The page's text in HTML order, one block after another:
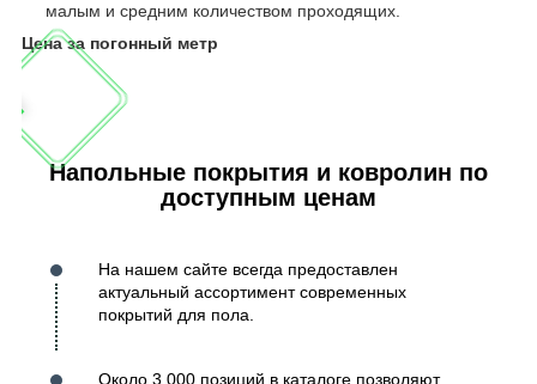
малым и средним количеством проходящих.
Цена за погонный метр
Напольные покрытия и ковролин по
доступным ценам
На нашем сайте всегда предоставлен
актуальный ассортимент современных
покрытий для пола.
Около 3 000 позиций в каталоге позволяют